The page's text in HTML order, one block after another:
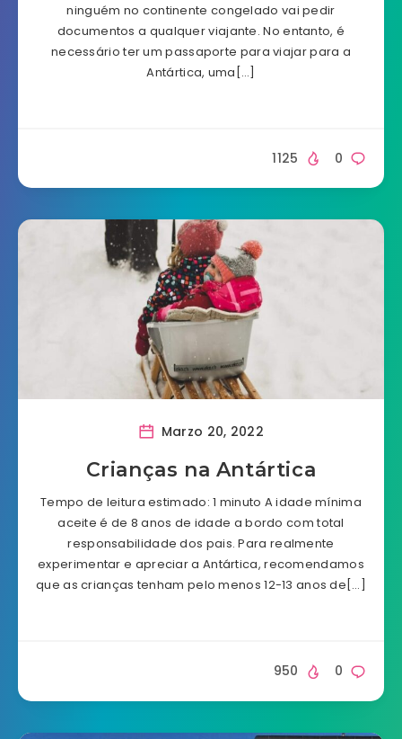
ninguém no continente congelado vai pedir
documentos a qualquer viajante. No entanto, é
necessário ter um passaporte para viajar para a
Antártica, uma[…]
0
1125
Marzo 20, 2022
Crianças na Antártica
Tempo de leitura estimado: 1 minuto A idade mínima
aceite é de 8 anos de idade a bordo com total
responsabilidade dos pais. Para realmente
experimentar e apreciar a Antártica, recomendamos
que as crianças tenham pelo menos 12-13 anos de[…]
0
950